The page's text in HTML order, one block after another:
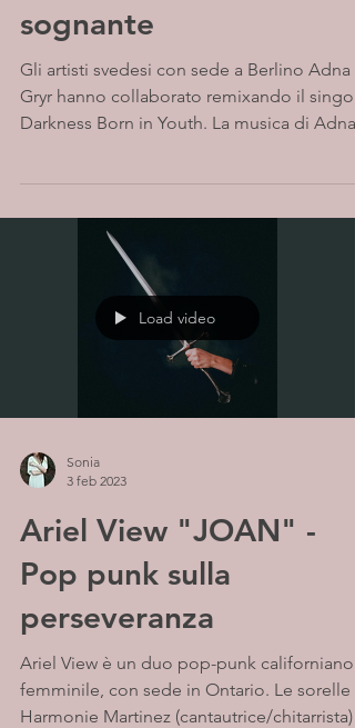
sognante
Gli artisti svedesi con sede a Berlino Adna e
Gryr hanno collaborato remixando il
Darkness Born in Youth. La musica di Adna
Load video
Sonia
3 feb 2023
Ariel View "JOAN" -
Pop punk sulla
perseveranza
Ariel View è un duo pop-punk californiano
femminile, con sede in Ontario. Le sorelle
Harmonie Martinez (cantautrice/chitarrista)